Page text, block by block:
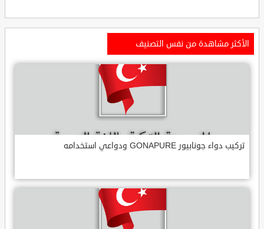
الأكثر مشاهدة من نفس التصنيف
تركيب دواء جونابيور GONAPURE ودواعي استخدامه